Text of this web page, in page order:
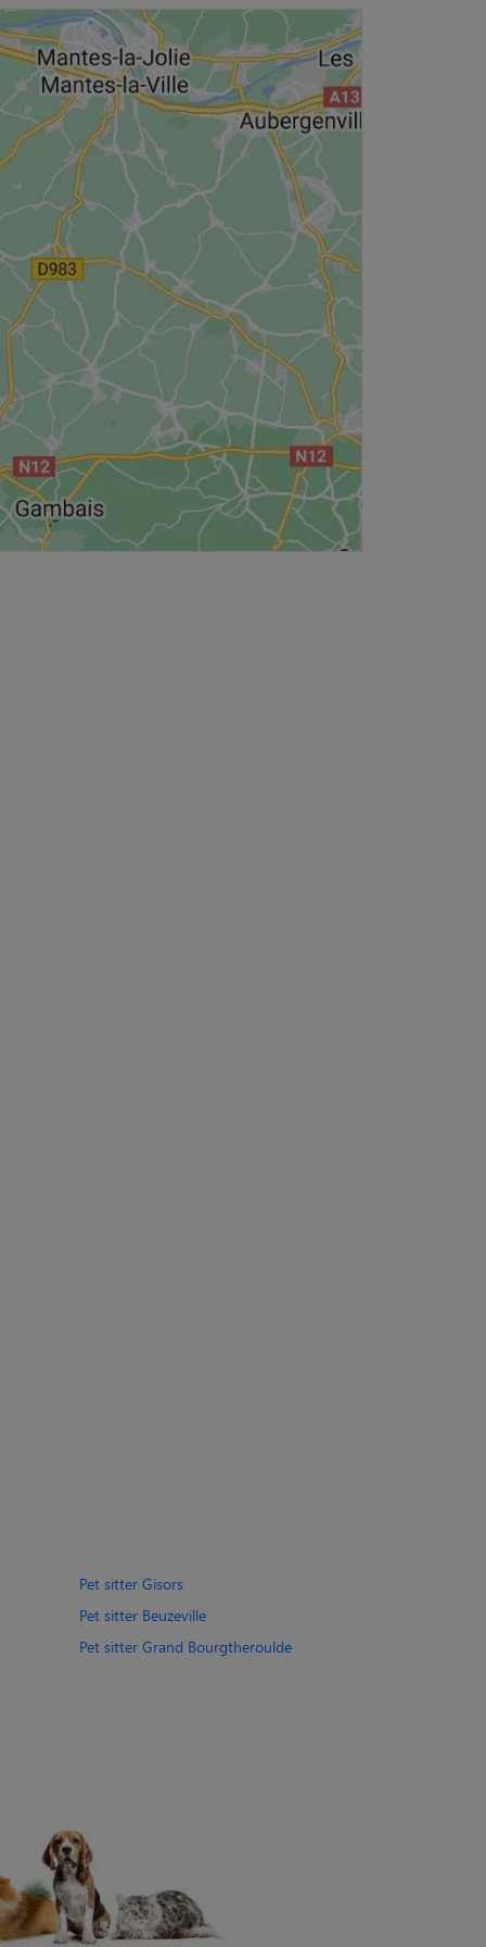
Pet sitter Gisors
Pet sitter Beuzeville
Pet sitter Grand Bourgtheroulde